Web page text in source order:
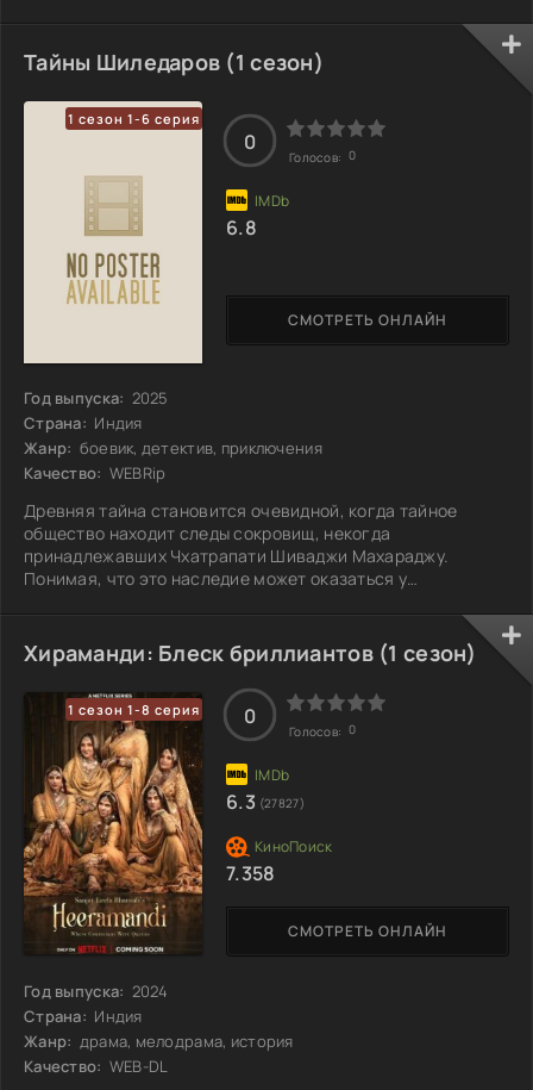
имеет значение. Они готовы сделать всё возможное,
чтобы спасти пассажиров на борту и предотвратить
катастрофу. Это не просто борьба за жизни — это
испытание для всех участников, которое вскрывает
глубинные страхи и надежды. Какое решение
Тайны Шиледаров (1 сезон)
1 сезон 1-6 серия
Год выпуска: 2025
Страна: Индия
Жанр: боевик, детектив, приключения
Качество: WEBRip
Древняя тайна становится очевидной, когда тайное
общество находит следы сокровищ, некогда
принадлежавших Чхатрапати Шиваджи Махараджу.
Понимая, что это наследие может оказаться у
Его ждут испытания: опасности, интриги и сражения,
которые проверят его на прочность. Только пройдя через
все эти трудности, он сможет стать настоящим лидером
шиледаров, хранителей великого наследия. Сможет ли он
защитить реликвию от тех, кто жаждет богатства, и
СМОТРЕТЬ ОНЛАЙН
0
Голосов: 0
6.8
Хираманди: Блеск бриллиантов (1 сезон)
1 сезон 1-8 серия
Год выпуска: 2024
Страна: Индия
Жанр: драма, мелодрама, история
Качество: WEB-DL
СМОТРЕТЬ ОНЛАЙН
0
Голосов: 0
6.3 (27827)
7.358